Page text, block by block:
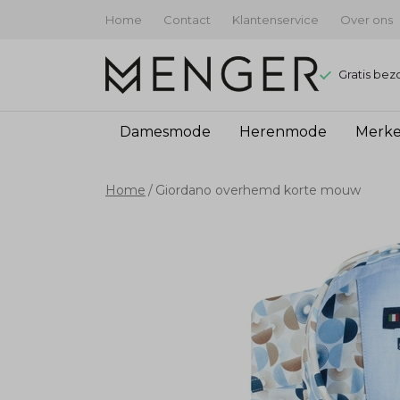
Home Contact Klantenservice Over ons
Gratis
Damesmode Herenmode
Giordano
overhemd
Home Giordano overhemd korte mouw